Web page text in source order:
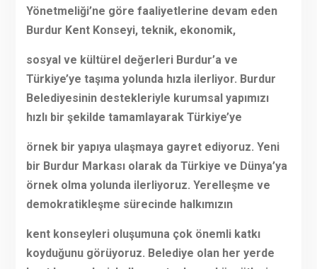
Yönetmeliği’ne göre faaliyetlerine devam eden
Burdur Kent Konseyi, teknik, ekonomik,
sosyal ve kültürel değerleri Burdur’a ve
Türkiye’ye taşıma yolunda hızla ilerliyor. Burdur
Belediyesinin destekleriyle kurumsal yapımızı
hızlı bir şekilde tamamlayarak Türkiye’ye
örnek bir yapıya ulaşmaya gayret ediyoruz. Yeni
bir Burdur Markası olarak da Türkiye ve Dünya’ya
örnek olma yolunda ilerliyoruz. Yerelleşme ve
demokratikleşme sürecinde halkımızın
kent konseyleri oluşumuna çok önemli katkı
koyduğunu görüyoruz. Belediye olan her yerde